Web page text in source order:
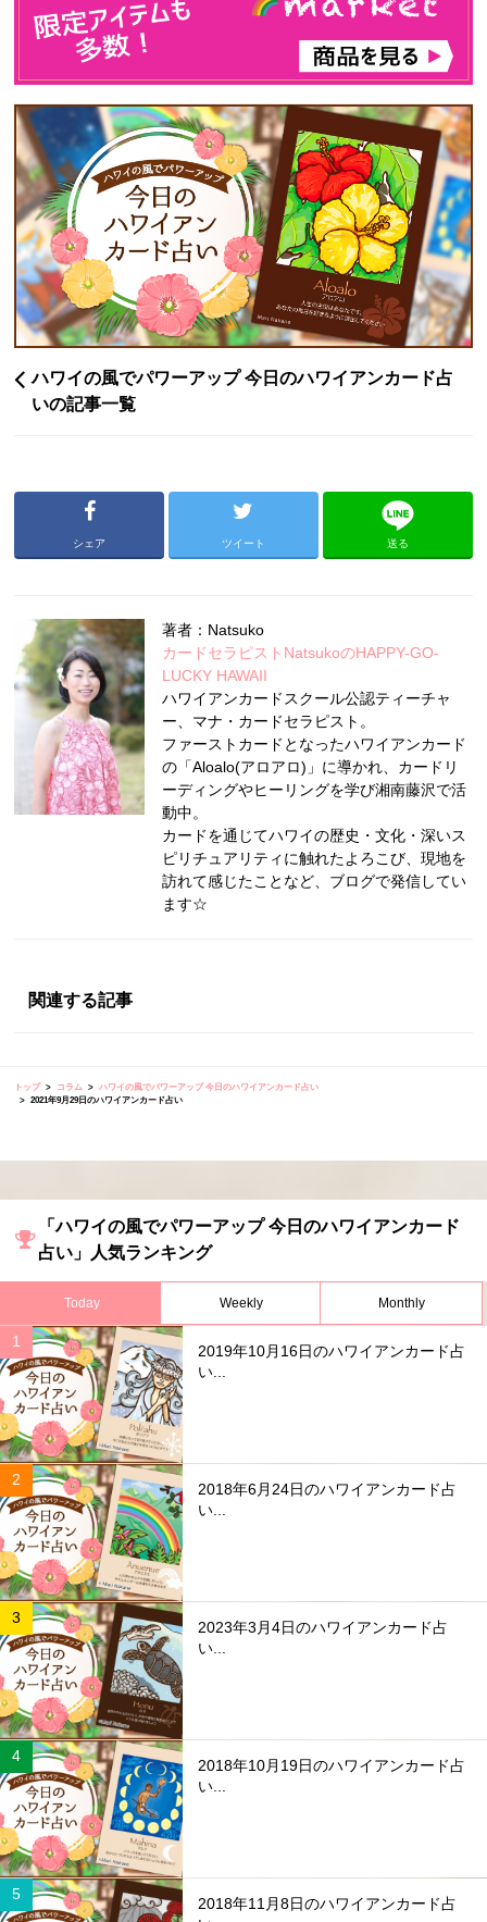
ハワイの風でパワーアップ 今日のハワイアンカード占
いの記事一覧
シェア ツイート 送る
著者：Natsuko
カードセラピストNatsukoのHAPPY-GO-
LUCKY HAWAII
ハワイアンカードスクール公認ティーチャ
ー、マナ・カードセラピスト。
ファーストカードとなったハワイアンカード
の「Aloalo(アロアロ)」に導かれ、カードリ
ーディングやヒーリングを学び湘南藤沢で活
動中。
カードを通じてハワイの歴史・文化・深いス
ピリチュアリティに触れたよろこび、現地を
訪れて感じたことなど、ブログで発信してい
ます☆
関連する記事
トップ コラム
ハワイの風でパワーアップ 今日のハワイアンカード占い
2021年9月29日のハワイアンカード占い
「ハワイの風でパワーアップ 今日のハワイアンカード
占い」人気ランキング
Today Weekly Monthly
2019年10月16日のハワイアンカード占
い...
2018年6月24日のハワイアンカード占
い...
2023年3月4日のハワイアンカード占
い...
2018年10月19日のハワイアンカード占
い...
2018年11月8日のハワイアンカード占